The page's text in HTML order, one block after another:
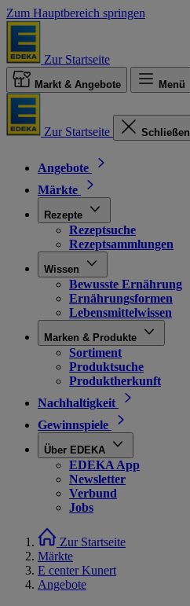
Zum Hauptbereich springen
Zur Startseite
Markt & Angebote Menü
Zur Startseite Schließen
Angebote
Märkte
Rezepte
Rezeptsuche
Rezeptsammlungen
Wissen
Bewusste Ernährung
Ernährungsformen
Lebensmittelwissen
Marken & Produkte
Sortiment
Produktsuche
Produktherkunft
Nachhaltigkeit
Gewinnspiele
Über EDEKA
EDEKA App
Newsletter
Verbund
Jobs
Zur Startseite
Märkte
E center Kunert
Angebote